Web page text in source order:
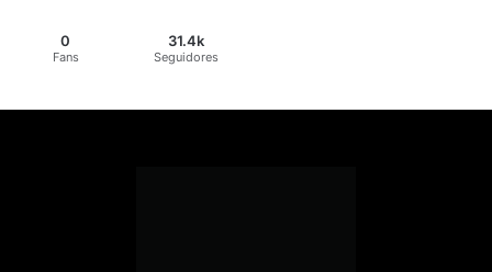
0
Fans
31.4k
Seguidores